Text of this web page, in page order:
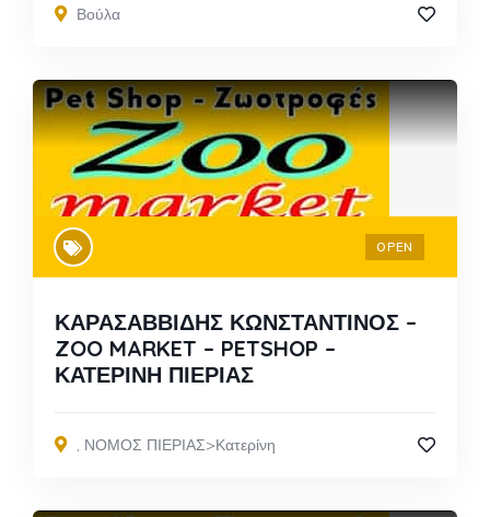
Βούλα
OPEN
ΚΑΡΑΣΑΒΒΙΔΗΣ ΚΩΝΣΤΑΝΤΙΝΟΣ –
ZOO MARKET – PETSHOP –
ΚΑΤΕΡΙΝΗ ΠΙΕΡΙΑΣ
, ΝΟΜΟΣ ΠΙΕΡΙΑΣ>Κατερίνη